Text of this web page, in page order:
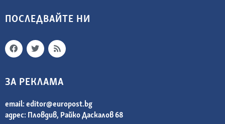
ПОСЛЕДВАЙТЕ НИ
ЗА РЕКЛАМА
email: editor@europost.bg
адрес: Пловдив, Райко Даскалов 68